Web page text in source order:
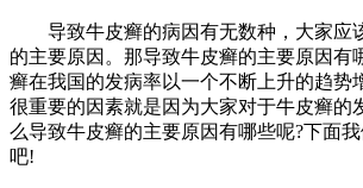
导致牛皮癣的病因有无数种，大家应
的主要原因。那导致牛皮癣的主要原因有
癣在我国的发病率以一个不断上升的趋势
很重要的因素就是因为大家对于牛皮癣的
么导致牛皮癣的主要原因有哪些呢?下面
吧!